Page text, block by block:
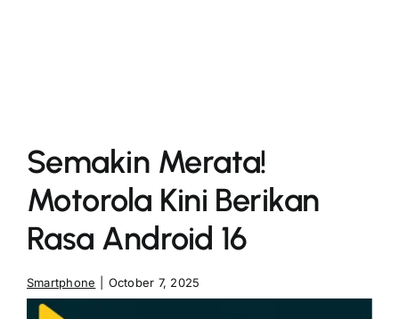
Semakin Merata!
Motorola Kini Berikan
Rasa Android 16
Smartphone October 7, 2025